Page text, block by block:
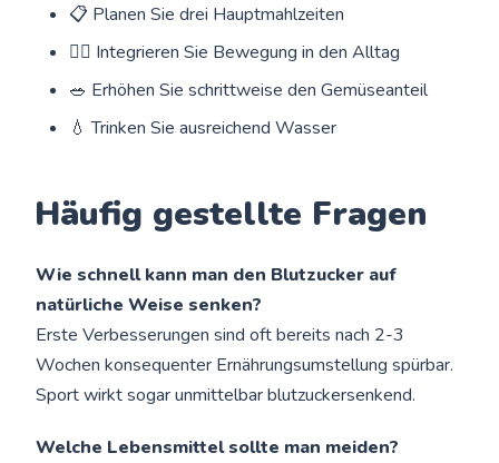
📋 Planen Sie drei Hauptmahlzeiten
🚶‍♂️ Integrieren Sie Bewegung in den Alltag
🥗 Erhöhen Sie schrittweise den Gemüseanteil
💧 Trinken Sie ausreichend Wasser
Häufig gestellte Fragen
Wie schnell kann man den Blutzucker auf
natürliche Weise senken?
Erste Verbesserungen sind oft bereits nach 2-3
Wochen konsequenter Ernährungsumstellung spürbar.
Sport wirkt sogar unmittelbar blutzuckersenkend.
Welche Lebensmittel sollte man meiden?